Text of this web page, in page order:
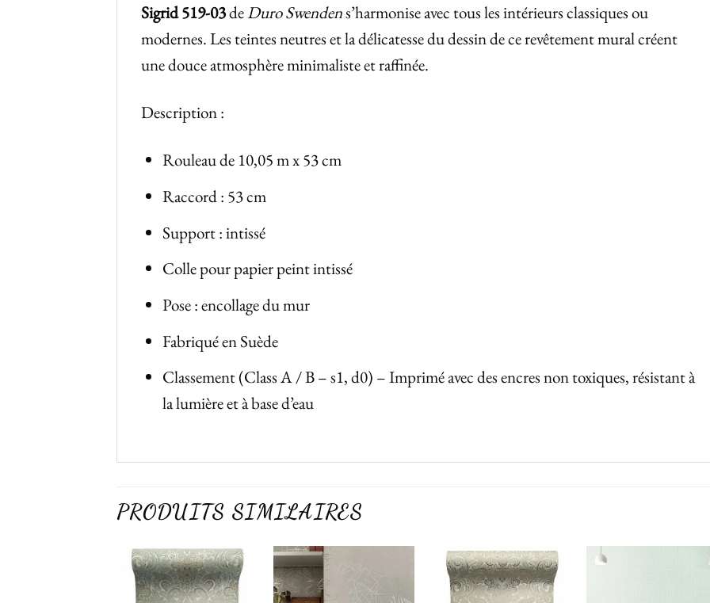
Sigrid 519-03deDuro Swendens’harmonise avec tous les intérieurs classiques ou
modernes. Les teintes neutres et la délicatesse du dessin de ce revêtement mural créent
une douce atmosphère minimaliste et raffinée.
Description :
Rouleau de 10,05 m x 53 cm
Raccord : 53 cm
Support : intissé
Colle pour papier peint intissé
Pose : encollage du mur
Fabriqué en Suède
Classement (Class A / B – s1, d0) – Imprimé avec des encres non toxiques, résistant à
la lumière et à base d’eau
PRODUITS SIMILAIRES